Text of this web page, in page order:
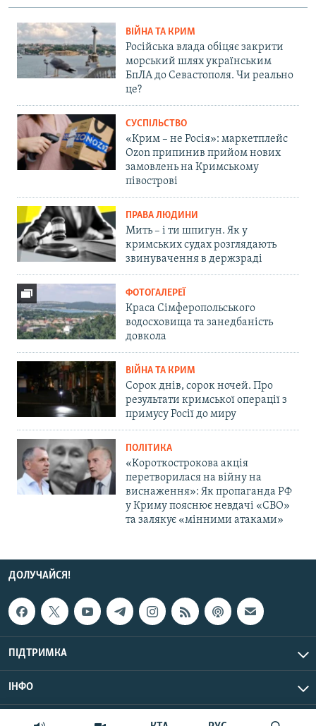
ВІЙНА ТА КРИМ
Російська влада обіцяє закрити
морський шлях українським
БпЛА до Севастополя. Чи реально
це?
СУСПІЛЬСТВО
«Крим – не Росія»: маркетплейс
Ozon припинив прийом нових
замовлень на Кримському
півострові
ПРАВА ЛЮДИНИ
Мить – і ти шпигун. Як у
кримських судах розглядають
звинувачення в держзраді
ФОТОГАЛЕРЕЇ
Краса Сімферопольського
водосховища та занедбаність
довкола
ВІЙНА ТА КРИМ
Сорок днів, сорок ночей. Про
результати кримської операції з
примусу Росії до миру
ПОЛІТИКА
«Короткострокова акція
перетворилася на війну на
виснаження»: Як пропаганда РФ
у Криму пояснює невдачі «СВО»
та залякує «мінними атаками»
ДОЛУЧАЙСЯ!
ПІДТРИМКА
ІНФО